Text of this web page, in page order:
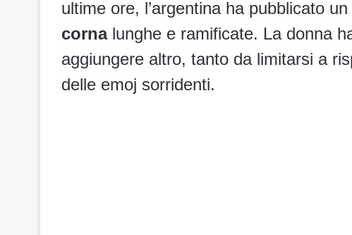
ultime ore, l’argentina ha pubblicato
corna lunghe e ramificate. La donna
aggiungere altro, tanto da limitarsi a
delle emoj sorridenti.